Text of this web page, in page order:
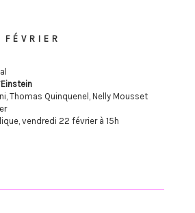
Thomas Quinquenel, Nelly Mousset
vendredi 22 février à 15h